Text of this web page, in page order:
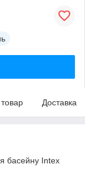
товар Доставка
басейну Intex